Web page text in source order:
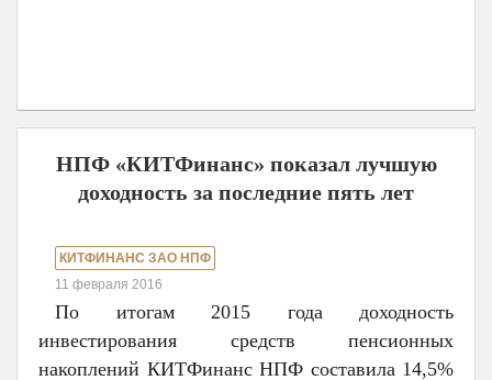
НПФ «КИТФинанс» показал лучшую
доходность за последние пять лет
КИТФИНАНС ЗАО НПФ
11 февраля 2016
По итогам 2015 года доходность
инвестирования средств пенсионных
накоплений КИТФинанс НПФ составила 14,5%